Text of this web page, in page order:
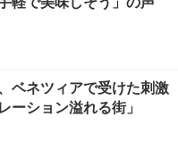
ベネツィアで受けた刺激
ーション溢れる街」